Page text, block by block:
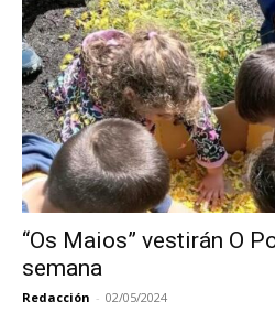
“Os Maios” vestirán O
semana
Redacción - 02/05/2024